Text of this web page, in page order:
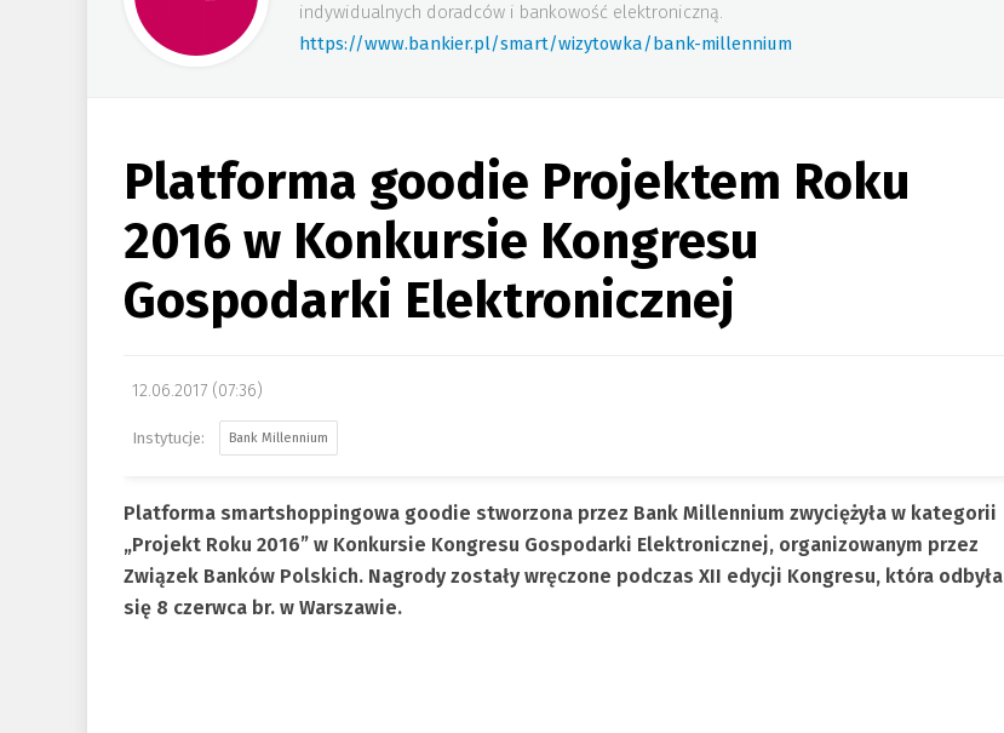
indywidualnych doradców i bankowość elektroniczną.
https://www.bankier.pl/smart/wizytowka/bank-millennium
Platforma goodie Projektem Roku
2016 w Konkursie Kongresu
Gospodarki Elektronicznej
12.06.2017 (07:36)
Bank Millennium
Platforma smartshoppingowa goodie stworzona przez Bank Millennium zwyciężyła w kategorii
„Projekt Roku 2016” w Konkursie Kongresu Gospodarki Elektronicznej, organizowanym przez
Związek Banków Polskich. Nagrody zostały wręczone podczas XII edycji Kongresu, która odbyła
się 8 czerwca br. w Warszawie.